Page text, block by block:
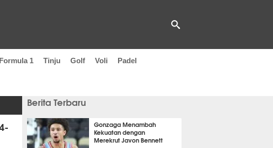
Formula 1 Tinju Golf Voli Padel
Berita Terbaru
Gonzaga Menambah
Kekuatan dengan
Merekrut Javon Bennett